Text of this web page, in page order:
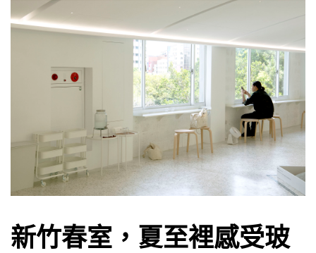
新竹春室，夏至裡感受玻